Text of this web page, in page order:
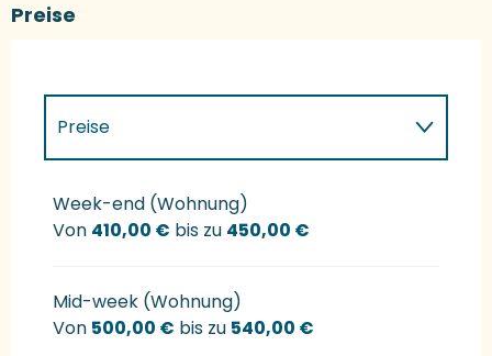
Preise
Preise
Preise 2027
Week-end (Wohnung)
Von 410,00 € bis zu 450,00 €
Mid-week (Wohnung)
Von 500,00 € bis zu 540,00 €